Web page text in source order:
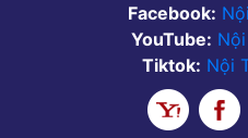
Facebook:
YouTube:
Tiktok: Nội